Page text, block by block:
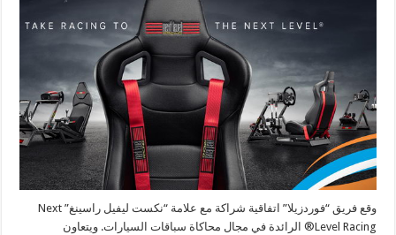
ليفيل
راسينغ”
للمنافسة
بالسباقات
الافتراضية
مغلقة
وقع فريق “فوردزيلا” اتفاقية شراكة مع علامة “نكست ليفيل راسينغ” Next
Level Racing® الرائدة في مجال محاكاة سباقات السيارات. ويتعاون